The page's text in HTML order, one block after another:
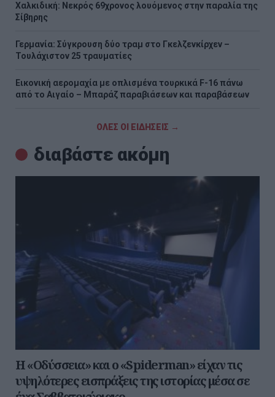
Χαλκιδική: Νεκρός 69χρονος λουόμενος στην παραλία της
Σίβηρης
Γερμανία: Σύγκρουση δύο τραμ στο Γκελζενκίρχεν –
Τουλάχιστον 25 τραυματίες
Εικονική αερομαχία με οπλισμένα τουρκικά F-16 πάνω
από το Αιγαίο – Μπαράζ παραβιάσεων και παραβάσεων
ΟΛΕΣ ΟΙ ΕΙΔΗΣΕΙΣ →
διαβάστε ακόμη
Η «Οδύσσεια» και ο «Spiderman» είχαν τις
υψηλότερες εισπράξεις της ιστορίας μέσα σε